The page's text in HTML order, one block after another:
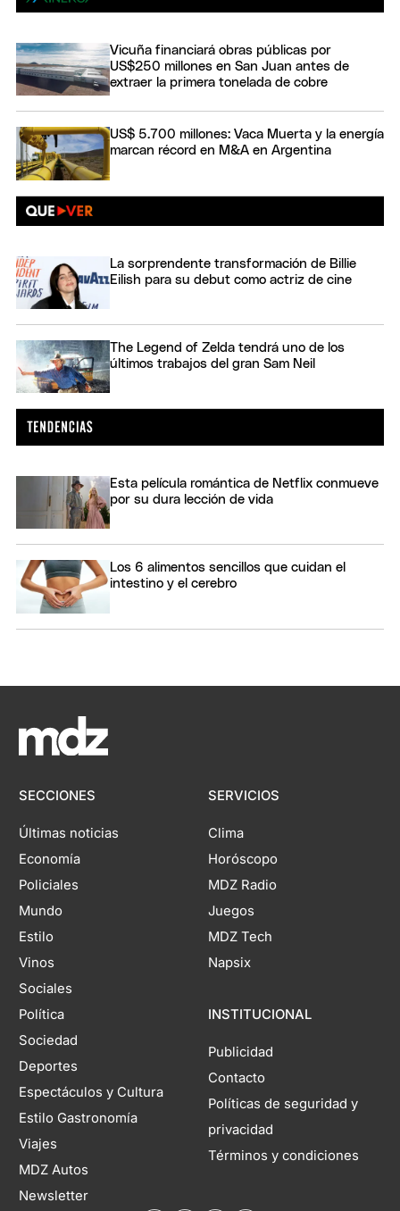
Vicuña financiará obras públicas por
US$250 millones en San Juan antes de
extraer la primera tonelada de cobre
US$ 5.700 millones: Vaca Muerta y la energía
marcan récord en M&A en Argentina
La sorprendente transformación de Billie
Eilish para su debut como actriz de cine
The Legend of Zelda tendrá uno de los
últimos trabajos del gran Sam Neil
Esta película romántica de Netflix conmueve
por su dura lección de vida
Los 6 alimentos sencillos que cuidan el
intestino y el cerebro
SECCIONES
Últimas noticias
Economía
Policiales
Mundo
Estilo
Vinos
Sociales
Política
Sociedad
Deportes
Espectáculos y Cultura
Estilo Gastronomía
Viajes
MDZ Autos
Newsletter
SERVICIOS
Clima
Horóscopo
MDZ Radio
Juegos
MDZ Tech
Napsix
INSTITUCIONAL
Publicidad
Contacto
Políticas de seguridad y
privacidad
Términos y condiciones